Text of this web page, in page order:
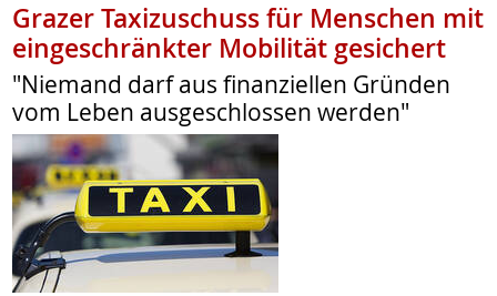
Grazer Taxizuschuss für Menschen mit
eingeschränkter Mobilität gesichert
"Niemand darf aus finanziellen Gründen
vom Leben ausgeschlossen werden"